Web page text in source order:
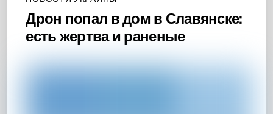
Дрон попал в дом в Славянске:
есть жертва и раненые